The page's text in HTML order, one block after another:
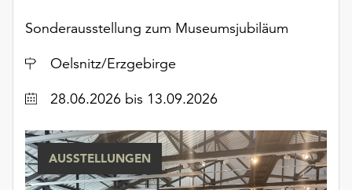
Funktionale
werden
ohne
Einverständnis
weiterhin
ausgeführt.
Sonderausstellung zum Museumsjubiläum
Ort
Oelsnitz/Erzgebirge
Datum28.06.2026 bis 13.09.2026
AUSSTELLUNGEN